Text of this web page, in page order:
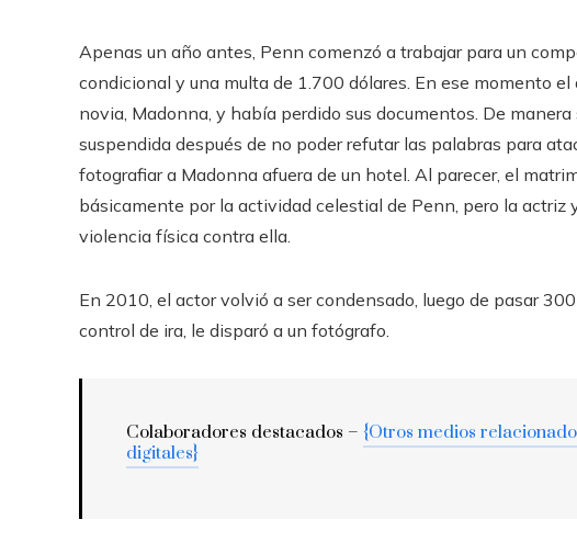
Apenas un año antes, Penn comenzó a trabajar para un
condicional y una multa de 1.700 dólares. En ese momento
novia, Madonna, y había perdido sus documentos. De
suspendida después de no poder refutar las palabras para
fotografiar a Madonna afuera de un hotel. Al parecer, el
básicamente por la actividad celestial de Penn, pero la
violencia física contra ella.
En 2010, el actor volvió a ser condensado, luego de pasar
control de ira, le disparó a un fotógrafo.
Colaboradores destacados – {Otros medios
digitales}